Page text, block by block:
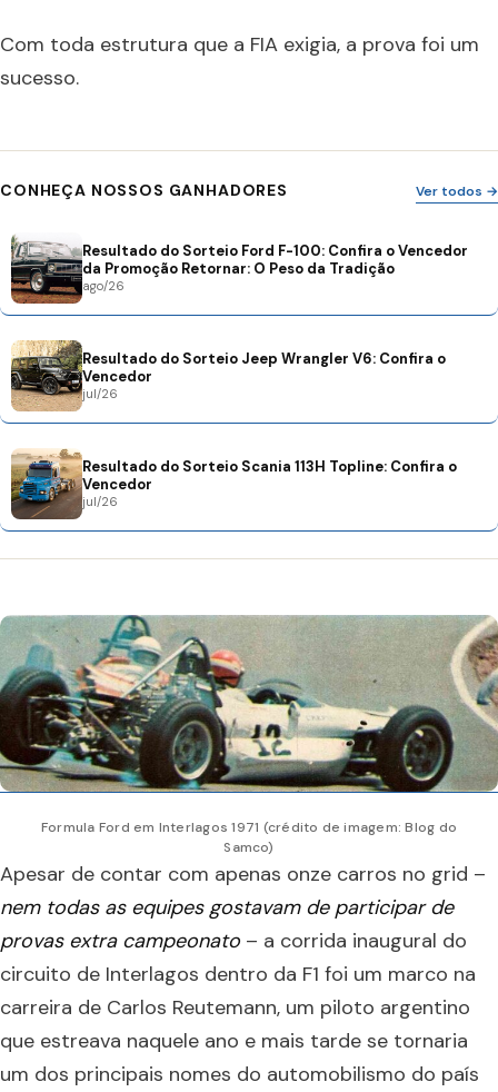
Com toda estrutura que a FIA exigia, a prova foi um
sucesso.
CONHEÇA NOSSOS GANHADORES Ver todos →
Resultado do Sorteio Ford F-100: Confira o Vencedor
da Promoção Retornar: O Peso da Tradição
ago/26
Resultado do Sorteio Jeep Wrangler V6: Confira o
Vencedor
jul/26
Resultado do Sorteio Scania 113H Topline: Confira o
Vencedor
jul/26
Formula Ford em Interlagos 1971 (crédito de imagem: Blog do
Samco)
Apesar de contar com apenas onze carros no grid –
nem todas as equipes gostavam de participar de
provas extra campeonato – a corrida inaugural do
circuito de Interlagos dentro da F1 foi um marco na
carreira de Carlos Reutemann, um piloto argentino
que estreava naquele ano e mais tarde se tornaria
um dos principais nomes do automobilismo do país